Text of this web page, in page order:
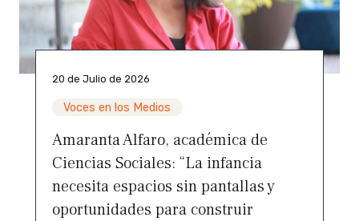
20 de Julio de 2026
Voces en los Medios
Amaranta Alfaro, académica de
Ciencias Sociales: “La infancia
necesita espacios sin pantallas y
oportunidades para construir